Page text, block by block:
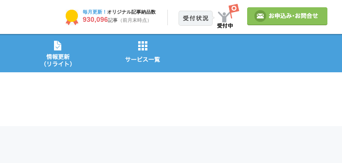
毎月更新！ オリジナル記事納品数
930,096記事 （前月末時点）